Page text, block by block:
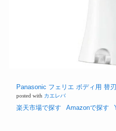
Panasonic フェリエ ボディ用 替
posted with カエレバ
楽天市場で探す Amazonで探す